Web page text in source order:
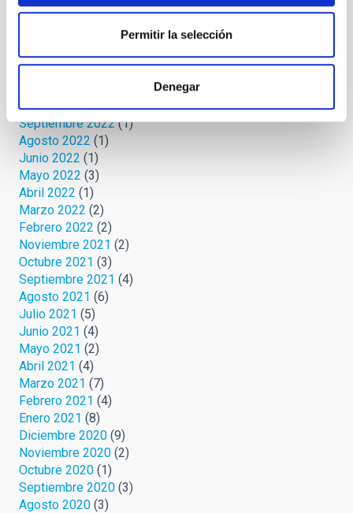
Permitir la selección
Denegar
Junio 2024(2)
Abril 2024(2)
Marzo 2024(1)
Octubre 2022(1)
Septiembre 2022(1)
Agosto 2022 (1)
Junio 2022 (1)
Mayo 2022 (3)
Abril 2022 (1)
Marzo 2022 (2)
Febrero 2022 (2)
Noviembre 2021 (2)
Octubre 2021 (3)
Septiembre 2021 (4)
Agosto 2021 (6)
Julio 2021 (5)
Junio 2021 (4)
Mayo 2021 (2)
Abril 2021 (4)
Marzo 2021 (7)
Febrero 2021 (4)
Enero 2021 (8)
Diciembre 2020 (9)
Noviembre 2020 (2)
Octubre 2020 (1)
Septiembre 2020 (3)
Agosto 2020 (3)